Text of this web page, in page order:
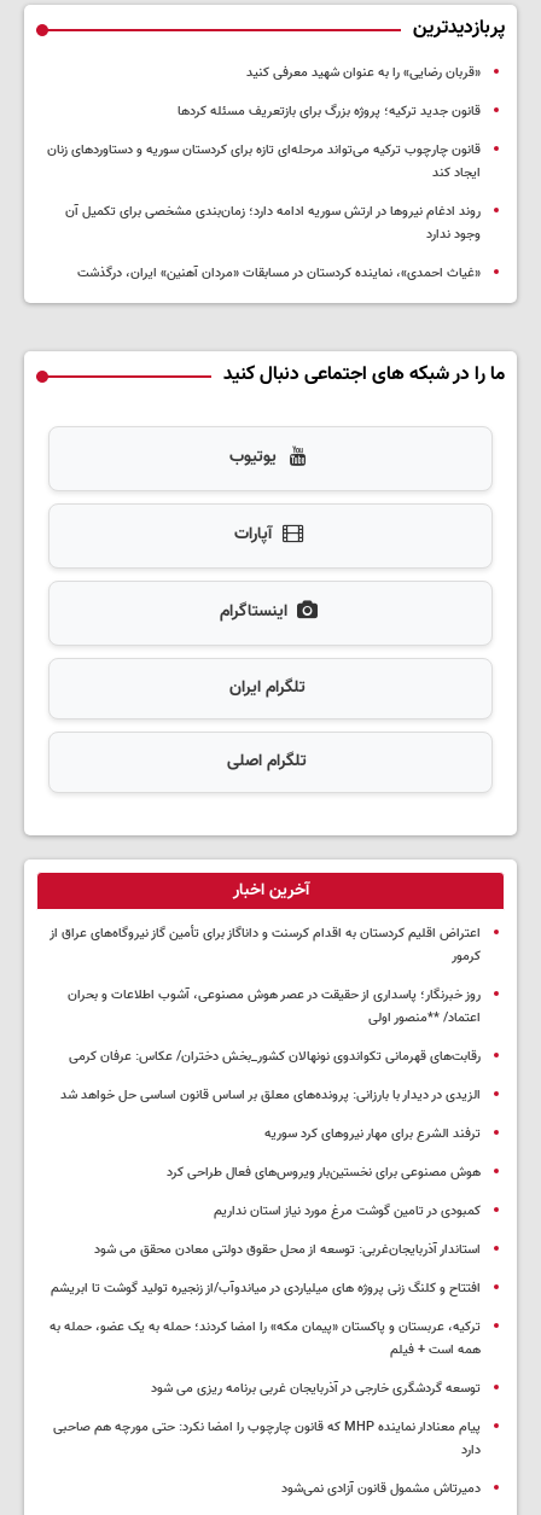
پربازدیدترین
«قربان رضایی» را به عنوان شهید معرفی کنید
قانون جدید ترکیه؛ پروژه بزرگ‌ برای بازتعریف مسئله کردها
قانون چارچوب ترکیه می‌تواند مرحله‌ای تازه برای کردستان سوریه و دستاوردهای زنان
ایجاد کند
روند ادغام نیروها در ارتش سوریه ادامه دارد؛ زمان‌بندی مشخصی برای تکمیل آن
وجود ندارد
«غیاث احمدی»، نماینده کردستان در مسابقات «مردان آهنین» ایران، درگذشت
ما را در شبکه های اجتماعی دنبال کنید
یوتیوب
آپارات
اینستاگرام
تلگرام ایران
تلگرام اصلی
آخرین اخبار
اعتراض اقلیم کردستان به اقدام کرسنت و داناگاز برای تأمین گاز نیروگاه‌های عراق از
کرمور
روز خبرنگار؛ پاسداری از حقیقت در عصر هوش مصنوعی، آشوب اطلاعات و بحران
اعتماد/ **منصور اولی
رقابت‌های قهرمانی تکواندوی نونهالان کشور_بخش دختران/ عکاس: عرفان کرمی
الزیدی در دیدار با بارزانی: پرونده‌های معلق بر اساس قانون اساسی حل خواهد شد
ترفند الشرع برای مهار نیروهای کرد سوریه
هوش مصنوعی برای نخستین‌بار ویروس‌های فعال طراحی کرد
کمبودی در تامین گوشت مرغ مورد نیاز استان نداریم
استاندار آذربایجان‌غربی: توسعه از محل حقوق دولتی معادن محقق می شود
افتتاح و کلنگ زنی پروژه های میلیاردی در میاندوآب/از زنجیره تولید گوشت تا ابریشم
ترکیه، عربستان و پاکستان «پیمان مکه» را امضا کردند؛ حمله به یک عضو، حمله به
همه است + فیلم
توسعه گردشگری خارجی در آذربایجان غربی برنامه ریزی می شود
پیام معنادار نماینده MHP که قانون چارچوب را امضا نکرد: حتی مورچه هم صاحبی
دارد
دمیرتاش مشمول قانون آزادی نمی‌شود